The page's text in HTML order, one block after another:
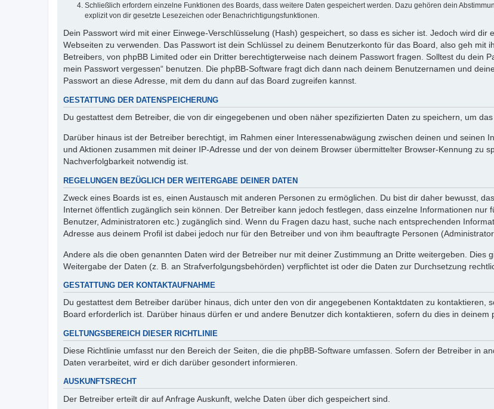
Schließlich erfordern einzelne Funktionen des Boards, dass weitere Daten gespeichert werden. Dazu gehören dein
explizit von dir gesetzte Lesezeichen oder Benachrichtigungsfunktionen.
Dein Passwort wird mit einer Einwege-Verschlüsselung (Hash) gespeichert, so dass es sicher ist. Jedoch wird
Webseiten zu verwenden. Das Passwort ist dein Schlüssel zu deinem Benutzerkonto für das Board, also geh mit
Betreibers, von phpBB Limited oder ein Dritter berechtigterweise nach deinem Passwort fragen. Solltest du dein
mein Passwort vergessen“ benutzen. Die phpBB-Software fragt dich dann nach deinem Benutzernamen und
Passwort an diese Adresse, mit dem du dann auf das Board zugreifen kannst.
GESTATTUNG DER DATENSPEICHERUNG
Du gestattest dem Betreiber, die von dir eingegebenen und oben näher spezifizierten Daten zu speichern, um
Darüber hinaus ist der Betreiber berechtigt, im Rahmen einer Interessenabwägung zwischen deinen und seinen
und Aktionen zusammen mit deiner IP-Adresse und der von deinem Browser übermittelter Browser-Kennung zu
Nachverfolgbarkeit notwendig ist.
REGELUNGEN BEZÜGLICH DER WEITERGABE DEINER DATEN
Zweck eines Boards ist es, einen Austausch mit anderen Personen zu ermöglichen. Du bist dir daher bewusst,
Internet öffentlich zugänglich sein können. Der Betreiber kann jedoch festlegen, dass einzelne Informationen
Benutzer, Administratoren etc.) zugänglich sind. Wenn du Fragen dazu hast, suche nach entsprechenden
Adresse aus deinem Profil ist dabei jedoch nur für den Betreiber und von ihm beauftragte Personen
Andere als die oben genannten Daten wird der Betreiber nur mit deiner Zustimmung an Dritte weitergeben. Dies
Weitergabe der Daten (z. B. an Strafverfolgungsbehörden) verpflichtet ist oder die Daten zur Durchsetzung
GESTATTUNG DER KONTAKTAUFNAHME
Du gestattest dem Betreiber darüber hinaus, dich unter den von dir angegebenen Kontaktdaten zu kontaktieren,
Board erforderlich ist. Darüber hinaus dürfen er und andere Benutzer dich kontaktieren, sofern du dies in deinem
GELTUNGSBEREICH DIESER RICHTLINIE
Diese Richtlinie umfasst nur den Bereich der Seiten, die die phpBB-Software umfassen. Sofern der Betreiber in
Daten verarbeitet, wird er dich darüber gesondert informieren.
AUSKUNFTSRECHT
Der Betreiber erteilt dir auf Anfrage Auskunft, welche Daten über dich gespeichert sind.